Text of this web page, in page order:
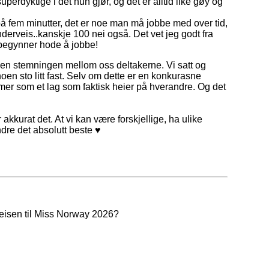
minutter, det er noe man må jobbe med over tid,
100 nei også. Det vet jeg godt fra
hode å jobbe!
stemningen mellom oss deltakerne. Vi satt og
sto litt fast. Selv om dette er en konkurasne
som et lag som faktisk heier på hverandre. Og det
det. At vi kan være forskjellige, ha ulike
det absolutt beste ♥
til Miss Norway 2026?